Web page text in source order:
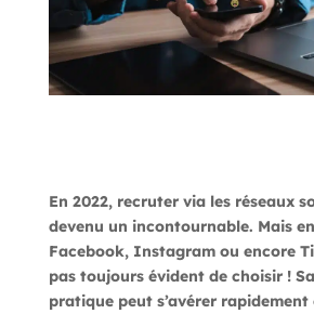
En 2022, recruter via les réseaux
devenu un incontournable. Mais
Facebook, Instagramou encore
pas toujours évident de choisir !
pratique peut s’avérer rapidement